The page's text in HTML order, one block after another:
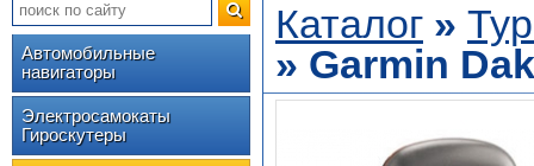
Автомобильные
навигаторы
Электросамокаты
Гироскутеры
Каталог »
» Garmin